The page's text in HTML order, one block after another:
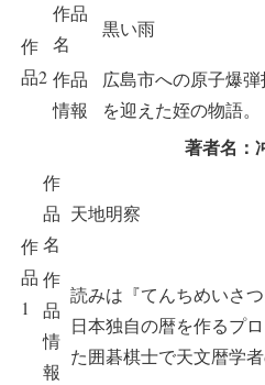
作
品2
作品
名
黒い雨
作品
情報
広島市への原子爆
を迎えた姪の物語。
著者名：
作
品
1
作
品
名
天地明察
作
品
情
報
読みは『てんちめいさ
日本独自の暦を作るプ
た囲碁棋士で天文暦学